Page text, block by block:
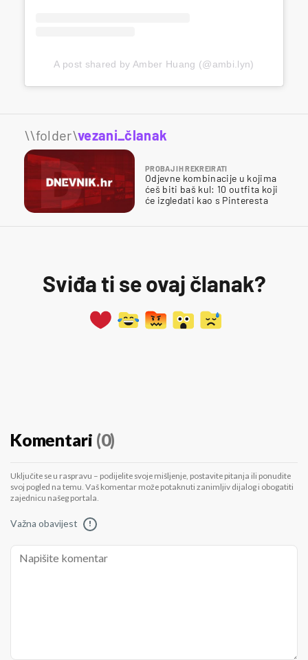
A post shared by Amber Huang (@ambi.lyn)
\\folder\vezani_članak
PROBAJ IH REKREIRATI
Odjevne kombinacije u kojima
ćeš biti baš kul: 10 outfita koji
će izgledati kao s Pinteresta
Sviđa ti se ovaj članak?
Komentari (0)
Uključite se u raspravu – podijelite svoje mišljenje, postavite pitanja ili ponudite
svoj pogled na temu. Vaš komentar može potaknuti zanimljiv dijalog i obogatiti
zajednicu našeg portala.
Važna obavijest !